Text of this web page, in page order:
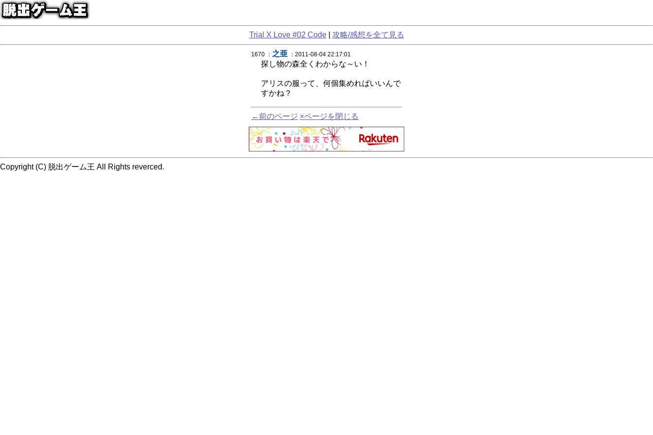
Trial X Love #02 Code| 攻略/感想を全て見る
1670 ： 之亜 ：2011-08-04 22:17:01
探し物の森全くわからな～い！
アリスの服って、何個集めればいいんで
すかね？
←前のページ ×ページを閉じる
Copyright (C) 脱出ゲーム王 All Rights reverced.